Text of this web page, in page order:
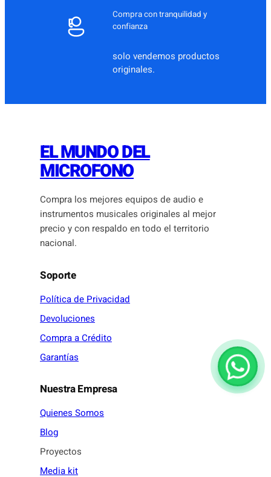
Compra con tranquilidad y
confianza
solo vendemos productos
originales.
EL MUNDO DEL
MICROFONO
Compra los mejores equipos de audio e
instrumentos musicales originales al mejor
precio y con respaldo en todo el territorio
nacional.
Soporte
Política de Privacidad
Devoluciones
Compra a Crédito
Garantías
Nuestra Empresa
Quienes Somos
Blog
Proyectos
Media kit